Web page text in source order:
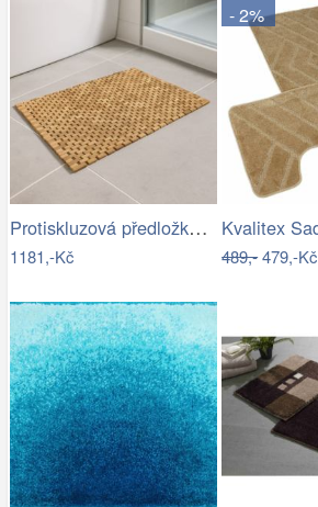
Protiskluzová předložka do koupelny,…
1181,-Kč
- 2%
489,-479,-Kč